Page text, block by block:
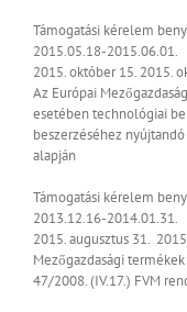
Támogatási kérelem
2015.05.18-2015.06.01.
2015. október 15. 2015.
Az Európai
esetében technológiai
beszerzéséhez
alapján
Támogatási kérelem
2013.12.16-2014.01.31.
2015. augusztus 31.
Mezőgazdasági
47/2008. (IV.17.) FVM